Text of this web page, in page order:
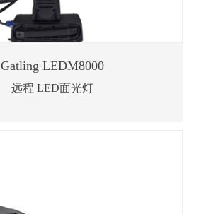
Gatling LEDM8000
远程 LED面光灯